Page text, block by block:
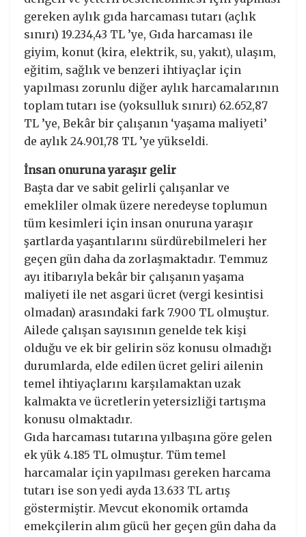
gereken aylık gıda harcaması tutarı (açlık
sınırı) 19.234,43 TL ’ye, Gıda harcaması ile
giyim, konut (kira, elektrik, su, yakıt), ulaşım,
eğitim, sağlık ve benzeri ihtiyaçlar için
yapılması zorunlu diğer aylık harcamalarının
toplam tutarı ise (yoksulluk sınırı) 62.652,87
TL ’ye, Bekâr bir çalışanın ‘yaşama maliyeti’
de aylık 24.901,78 TL ’ye yükseldi.
İnsan onuruna yaraşır gelir
Başta dar ve sabit gelirli çalışanlar ve
emekliler olmak üzere neredeyse toplumun
tüm kesimleri için insan onuruna yaraşır
şartlarda yaşantılarını sürdürebilmeleri her
geçen gün daha da zorlaşmaktadır. Temmuz
ayı itibarıyla bekâr bir çalışanın yaşama
maliyeti ile net asgari ücret (vergi kesintisi
olmadan) arasındaki fark 7.900 TL olmuştur.
Ailede çalışan sayısının genelde tek kişi
olduğu ve ek bir gelirin söz konusu olmadığı
durumlarda, elde edilen ücret geliri ailenin
temel ihtiyaçlarını karşılamaktan uzak
kalmakta ve ücretlerin yetersizliği tartışma
konusu olmaktadır.
Gıda harcaması tutarına yılbaşına göre gelen
ek yük 4.185 TL olmuştur. Tüm temel
harcamalar için yapılması gereken harcama
tutarı ise son yedi ayda 13.633 TL artış
göstermiştir. Mevcut ekonomik ortamda
emekçilerin alım gücü her geçen gün daha da